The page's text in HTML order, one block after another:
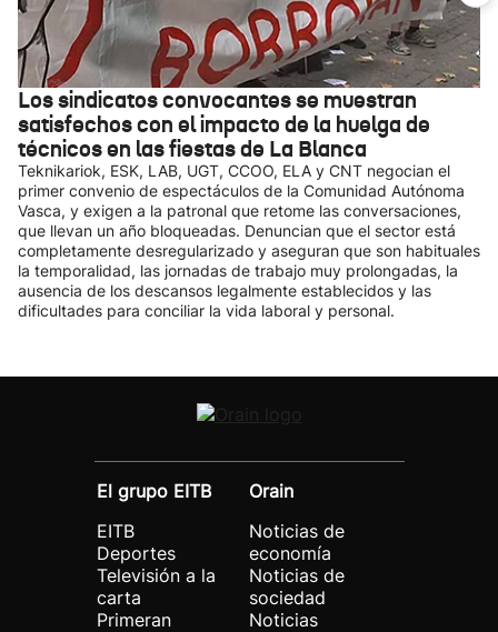
Los sindicatos convocantes se muestran
satisfechos con el impacto de la huelga de
técnicos en las fiestas de La Blanca
Teknikariok, ESK, LAB, UGT, CCOO, ELA y CNT negocian el
primer convenio de espectáculos de la Comunidad Autónoma
Vasca, y exigen a la patronal que retome las conversaciones,
que llevan un año bloqueadas. Denuncian que el sector está
completamente desregularizado y aseguran que son habituales
la temporalidad, las jornadas de trabajo muy prolongadas, la
ausencia de los descansos legalmente establecidos y las
dificultades para conciliar la vida laboral y personal.
El grupo EITB
EITB
Deportes
Televisión a la
carta
Primeran
Orain
Noticias de
economía
Noticias de
sociedad
Noticias